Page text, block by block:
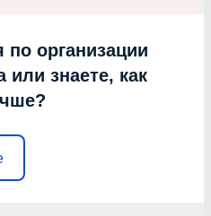
организации
или знаете, как